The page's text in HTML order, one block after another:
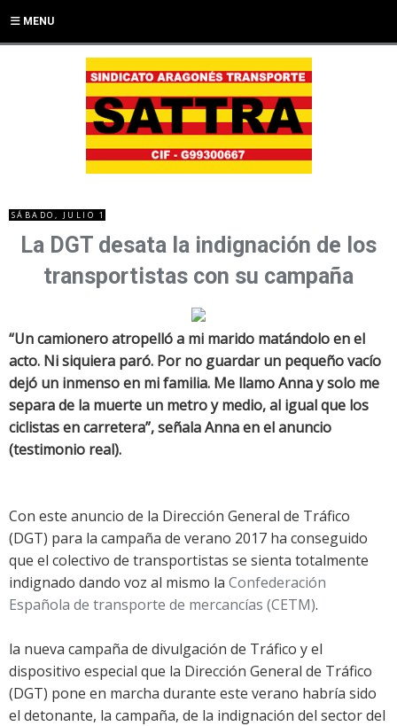
MENU
SÁBADO, JULIO 1
La DGT desata la indignación de los
transportistas con su campaña
“Un camionero atropelló a mi marido matándolo en el
acto. Ni siquiera paró. Por no guardar un pequeño vacío
dejó un inmenso en mi familia. Me llamo Anna y solo me
separa de la muerte un metro y medio, al igual que los
ciclistas en carretera”, señala Anna en el anuncio
(testimonio real).
Con este anuncio de la Dirección General de Tráfico
(DGT) para la campaña de verano 2017 ha conseguido
que el colectivo de transportistas se sienta totalmente
indignado dando voz al mismo la Confederación
Española de transporte de mercancías (CETM).
la nueva campaña de divulgación de Tráfico y el
dispositivo especial que la Dirección General de Tráfico
(DGT) pone en marcha durante este verano habría sido
el detonante, la campaña, de la indignación del sector del